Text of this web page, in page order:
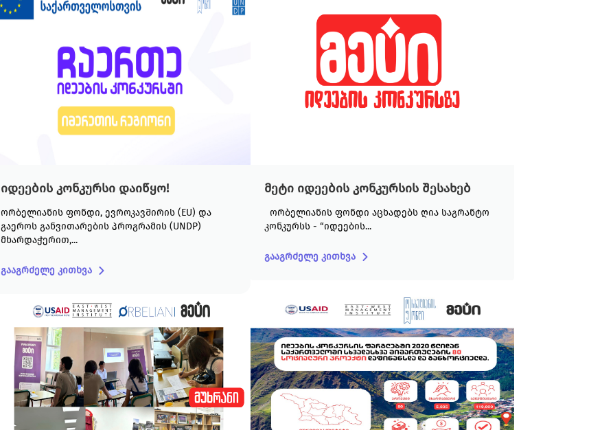
იდეების კონკურსი დაიწყო!
ორბელიანის ფონდი, ევროკავშირის (EU) და
გაეროს განვითარების პროგრამის (UNDP)
მხარდაჭერით,...
გააგრძელე კითხვა
მეტი იდეების კონკურსის შესახებ
კონკურსს - “იდეების...
გააგრძელე კითხვა